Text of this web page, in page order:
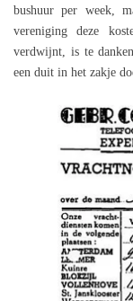
bushuur per week,
vereniging deze
verdwijnt, is te
een duit in het zakje